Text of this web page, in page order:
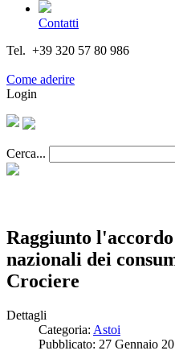
Contatti
Tel. +39 320 57 80 986
Come aderire
Login
Cerca...
Raggiunto
nazionali dei
Crociere
Dettagli
Categoria: Astoi
Pubblicato: 27 Gennaio